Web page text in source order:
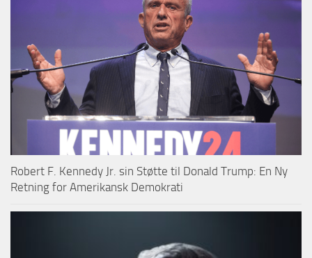
Robert F. Kennedy Jr. sin Støtte til Donald Trump: En Ny
Retning for Amerikansk Demokrati